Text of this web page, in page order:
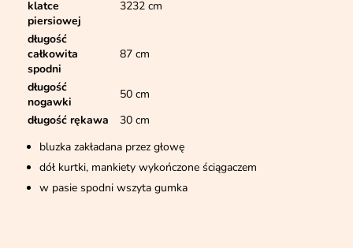
klatce
piersiowej
3232 cm
długość
całkowita
spodni
87 cm
długość
nogawki
50 cm
długość rękawa
30 cm
bluzka zakładana przez głowę
dół kurtki, mankiety wykończone ściągaczem
w pasie spodni wszyta gumka